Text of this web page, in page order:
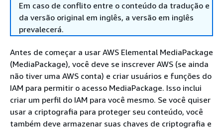
Em caso de conflito entre o conteúdo da tradução e
da versão original em inglês, a versão em inglês
prevalecerá.
Antes de começar a usar AWS Elemental MediaPackage
(MediaPackage), você deve se inscrever AWS (se ainda
não tiver uma AWS conta) e criar usuários e funções do
IAM para permitir o acesso MediaPackage. Isso inclui
criar um perfil do IAM para você mesmo. Se você quiser
usar a criptografia para proteger seu conteúdo, você
também deve armazenar suas chaves de criptografia e